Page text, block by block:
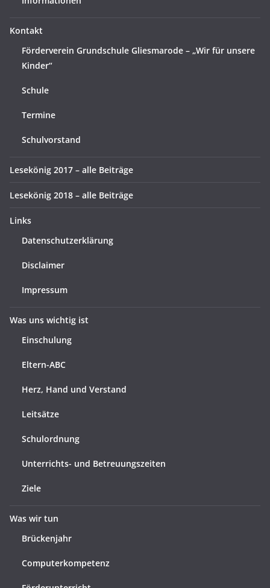
Kontakt
Förderverein Grundschule Gliesmarode – „Wir für unsere
Kinder“
Schule
Termine
Schulvorstand
Lesekönig 2017 – alle Beiträge
Lesekönig 2018 – alle Beiträge
Links
Datenschutzerklärung
Disclaimer
Impressum
Was uns wichtig ist
Einschulung
Eltern-ABC
Herz, Hand und Verstand
Leitsätze
Schulordnung
Unterrichts- und Betreuungszeiten
Ziele
Was wir tun
Brückenjahr
Computerkompetenz